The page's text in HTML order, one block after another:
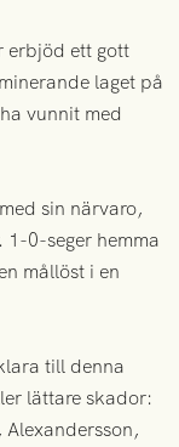
erbjöd ett gott
laget på
vunnit med
sin närvaro,
1-0-seger hemma
mållöst i en
till denna
lättare skador: